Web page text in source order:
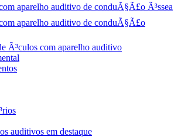
aparelho auditivo de conduÃ§Ã£o Ã³ssea
com aparelho auditivo de conduÃ§Ã£o
Ã³culos com aparelho auditivo
auditivos em destaque